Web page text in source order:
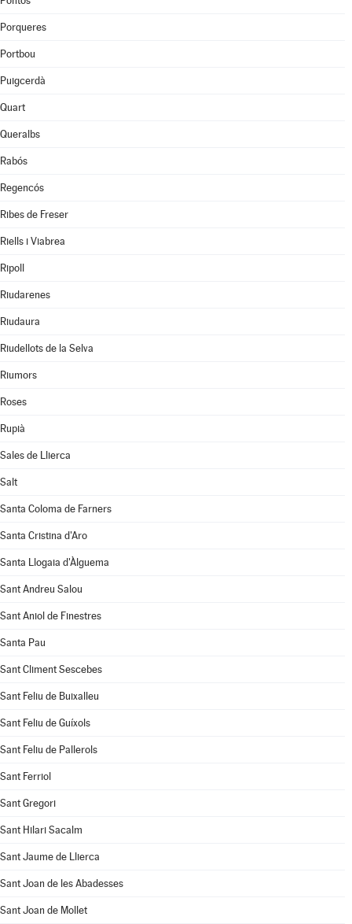
Porqueres
Portbou
Puigcerdà
Quart
Queralbs
Rabós
Regencós
Ribes de Freser
Riells i Viabrea
Ripoll
Riudarenes
Riudaura
Riudellots de la Selva
Riumors
Roses
Rupià
Sales de Llierca
Salt
Santa Coloma de Farners
Santa Cristina d'Aro
Santa Llogaia d'Àlguema
Sant Andreu Salou
Sant Aniol de Finestres
Santa Pau
Sant Climent Sescebes
Sant Feliu de Buixalleu
Sant Feliu de Guíxols
Sant Feliu de Pallerols
Sant Ferriol
Sant Gregori
Sant Hilari Sacalm
Sant Jaume de Llierca
Sant Joan de les Abadesses
Sant Joan de Mollet